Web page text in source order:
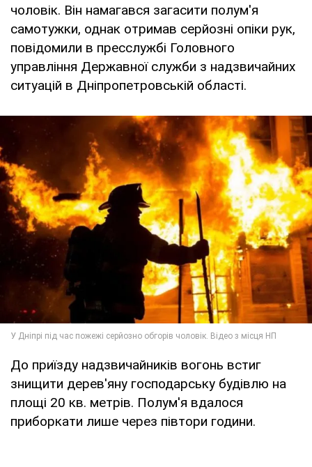
чоловік. Він намагався загасити полум'я
самотужки, однак отримав серйозні опіки рук,
повідомили в пресслужбі Головного
управління Державної служби з надзвичайних
ситуацій в Дніпропетровській області.
До приїзду надзвичайників вогонь встиг
знищити дерев'яну господарську будівлю на
площі 20 кв. метрів. Полум'я вдалося
приборкати лише через півтори години.